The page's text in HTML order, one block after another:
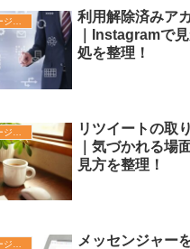
利用解除済みア
｜Instagramで
処を整理！
SNSとメッセージアプリ
リツイートの取
｜気づかれる場
見方を整理！
メッセンジャー